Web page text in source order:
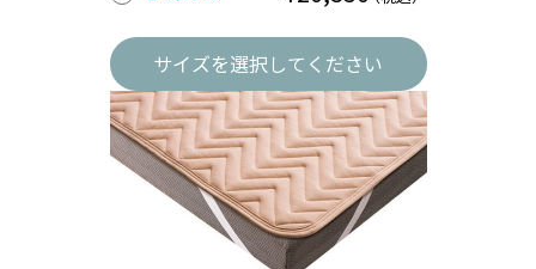
サイズを選択してください